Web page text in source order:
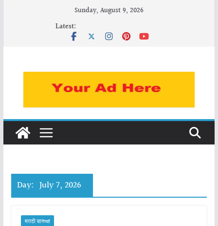
Sunday, August 9, 2026
Latest:
Day: July 7, 2026
मराठी बातम्या